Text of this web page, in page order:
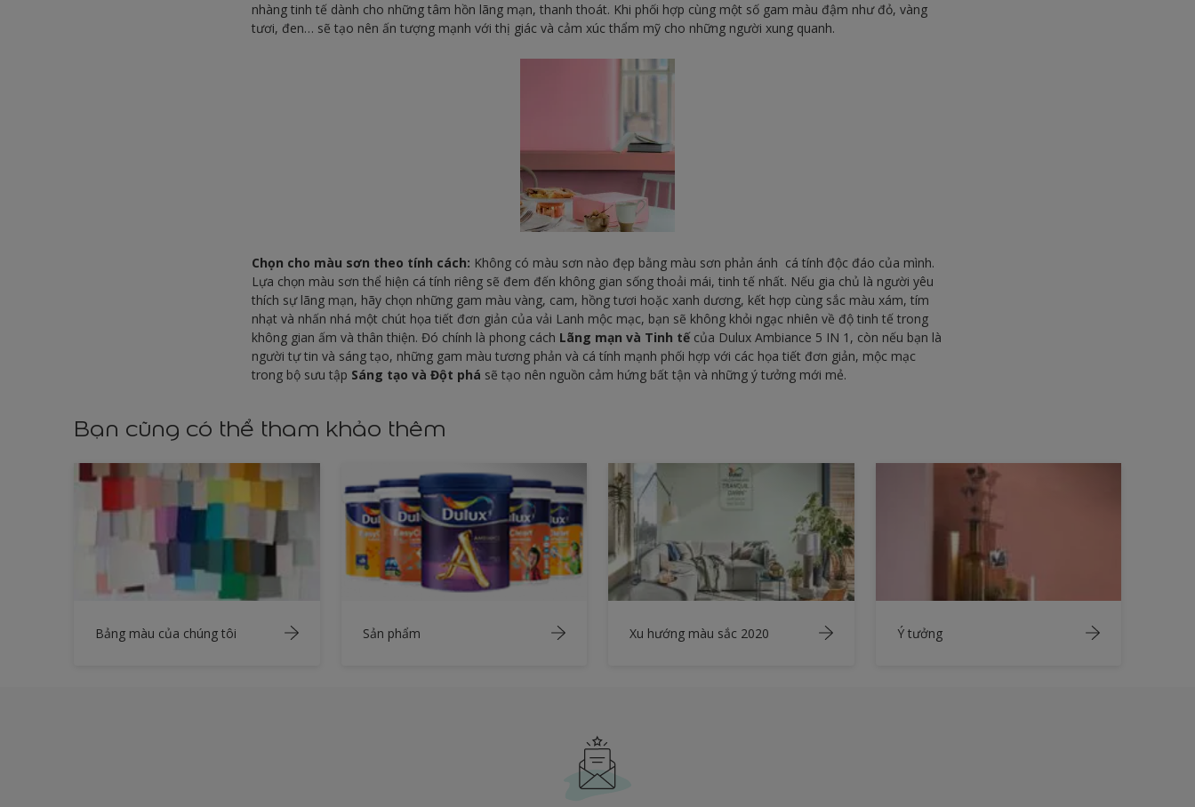
nhàng tinh tế dành cho những tâm hồn lãng mạn, thanh thoát. Khi phối hợp cùng một số gam màu đậm như đỏ, vàng
tươi, đen… sẽ tạo nên ấn tượng mạnh với thị giác và cảm xúc thẩm mỹ cho những người xung quanh.
Chọn cho màu sơn theo tính cách: Không có màu sơn nào đẹp bằng màu sơn phản ánh cá tính độc đáo của mình.
Lựa chọn màu sơn thể hiện cá tính riêng sẽ đem đến không gian sống thoải mái, tinh tế nhất. Nếu gia chủ là người yêu
thích sự lãng mạn, hãy chọn những gam màu vàng, cam, hồng tươi hoặc xanh dương, kết hợp cùng sắc màu xám, tím
nhạt và nhấn nhá một chút họa tiết đơn giản của vải Lanh mộc mạc, bạn sẽ không khỏi ngạc nhiên về độ tinh tế trong
không gian ấm và thân thiện. Đó chính là phong cách Lãng mạn và Tinh tế của Dulux Ambiance 5 IN 1, còn nếu bạn là
người tự tin và sáng tạo, những gam màu tương phản và cá tính mạnh phối hợp với các họa tiết đơn giản, mộc mạc
trong bộ sưu tập Sáng tạo và Đột phá sẽ tạo nên nguồn cảm hứng bất tận và những ý tưởng mới mẻ.
Bạn cũng có thể tham khảo thêm
Bảng màu của chúng tôi Sản phẩm Xu hướng màu sắc 2020 Ý tưởng